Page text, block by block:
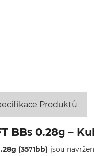
Produktů
BBs 0.28g –
(3571bb) jsou